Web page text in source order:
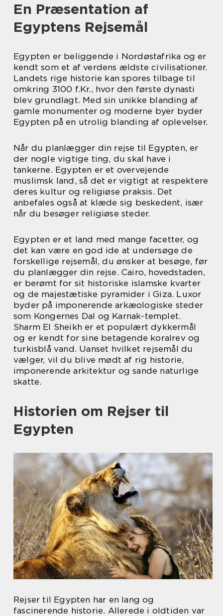
En Præsentation af
Egyptens Rejsemål
Egypten er beliggende i Nordøstafrika og er
kendt som et af verdens ældste civilisationer.
Landets rige historie kan spores tilbage til
omkring 3100 f.Kr., hvor den første dynasti
blev grundlagt. Med sin unikke blanding af
gamle monumenter og moderne byer byder
Egypten på en utrolig blanding af oplevelser.
Når du planlægger din rejse til Egypten, er
der nogle vigtige ting, du skal have i
tankerne. Egypten er et overvejende
muslimsk land, så det er vigtigt at respektere
deres kultur og religiøse praksis. Det
anbefales også at klæde sig beskedent, især
når du besøger religiøse steder.
Egypten er et land med mange facetter, og
det kan være en god ide at undersøge de
forskellige rejsemål, du ønsker at besøge, før
du planlægger din rejse. Cairo, hovedstaden,
er berømt for sit historiske islamske kvarter
og de majestætiske pyramider i Giza. Luxor
byder på imponerende arkæologiske steder
som Kongernes Dal og Karnak-templet.
Sharm El Sheikh er et populært dykkermål
og er kendt for sine betagende koralrev og
turkisblå vand. Uanset hvilket rejsemål du
vælger, vil du blive mødt af rig historie,
imponerende arkitektur og sande naturlige
skatte.
Historien om Rejser til
Egypten
Rejser til Egypten har en lang og
fascinerende historie. Allerede i oldtiden var